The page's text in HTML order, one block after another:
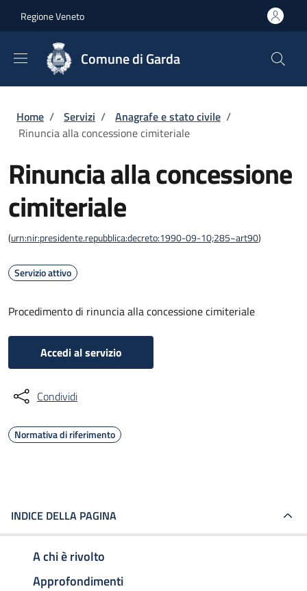
Regione Veneto
Comune di Garda
Briciole di pane
Home / Servizi / Anagrafe e stato civile /
Rinuncia alla concessione cimiteriale
Rinuncia alla concessione
cimiteriale
(urn:nir:presidente.repubblica:decreto:1990-09-10;285~art90)
Servizio attivo
Procedimento di rinuncia alla concessione cimiteriale
Accedi al servizio
Condividi
Normativa di riferimento
INDICE DELLA PAGINA
A chi è rivolto
Approfondimenti